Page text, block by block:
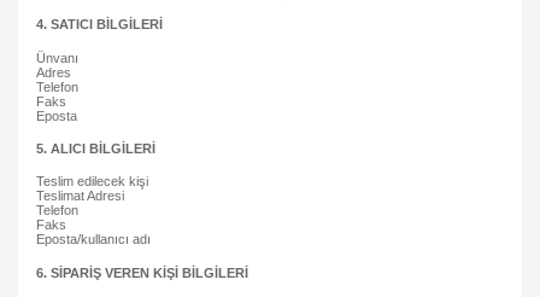
4. SATICI BİLGİLERİ
Ünvanı
Adres
Telefon
Faks
Eposta
5. ALICI BİLGİLERİ
Teslim edilecek kişi
Teslimat Adresi
Telefon
Faks
Eposta/kullanıcı adı
6. SİPARİŞ VEREN KİŞİ BİLGİLERİ